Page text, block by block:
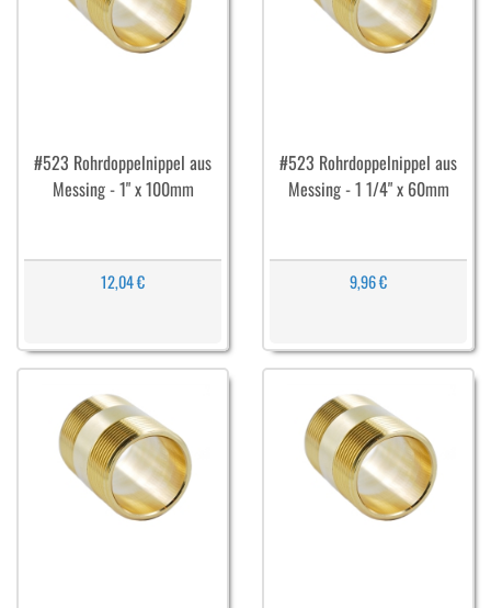
#523 Rohrdoppelnippel aus
Messing - 1" x 100mm
12,04 €
#523 Rohrdoppelnippel aus
Messing - 1 1/4" x 60mm
9,96 €